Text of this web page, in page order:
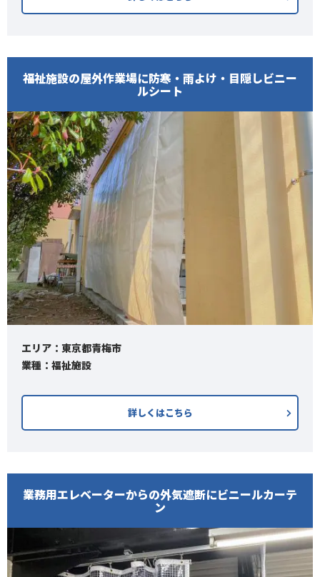
福祉施設の屋外作業場に防寒・雨よけ・目隠しビニー
ルシート
エリア：東京都青梅市
業種：福祉施設
詳しくはこちら
業務用エレベーターからの外気遮断にビニールカーテ
ン